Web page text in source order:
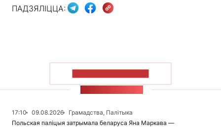
ПАДЗЯЛІЦЦА:
17:10 09.08.2026
Грамадства, Палітыка
Польская паліцыя затрымала беларуса Яна Маркава —